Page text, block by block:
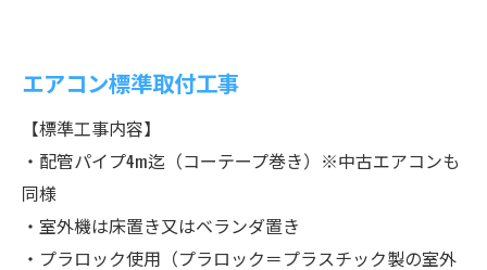
エアコン標準取付工事
【標準工事内容】
・配管パイプ4m迄（コーテープ巻き）※中古エアコンも
同様
・室外機は床置き又はベランダ置き
・プラロック使用（プラロック＝プラスチック製の室外